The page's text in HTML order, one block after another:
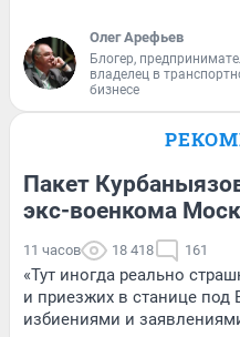
Олег Арефьев
Блогер,
владелец в
бизнесе
Пакет
экс-военкома
11 часов 18 418 161
«Тут иногда реально
и приезжих в станице под
избиениями и